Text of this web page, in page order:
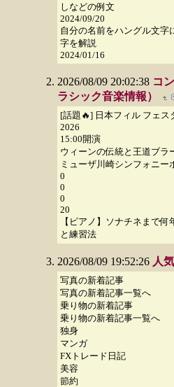
しなどの例文
2024/09/20
自分の名前をハングル文字
字を解説
2024/01/16
2026/08/09 20:02:38 コ
ラシック音楽情報）
[話題🔥] 日本フィル フェス
2026
15:00開演
ウィーンの伝統と王道ブラ
ミューザ川崎シンフォニー
0
0
0
20
【ピアノ】ソナチネまで
と練習法
2026/08/09 19:52:26 人
写真の新着記事
写真の新着記事一覧へ
乗り物の新着記事
乗り物の新着記事一覧へ
独身
マンガ
FXトレード日記
美容
節約